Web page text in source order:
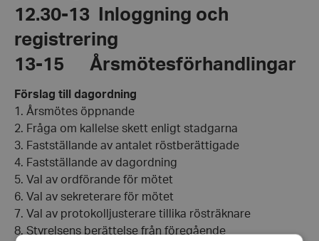
12.30-13 Inloggning och
registrering
13-15 Årsmötesförhandlingar
Förslag till dagordning
1. Årsmötes öppnande
2. Fråga om kallelse skett enligt stadgarna
3. Fastställande av antalet röstberättigade
4. Fastställande av dagordning
5. Val av ordförande för mötet
6. Val av sekreterare för mötet
7. Val av protokolljusterare tillika rösträknare
8. Styrelsens berättelse från föregående